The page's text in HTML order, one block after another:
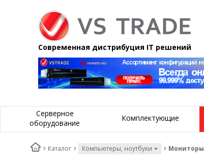
Современная дистрибуция IT решений
Серверное
оборудование
Комплектующие
Каталог Компьютеры, ноутбуки Мониторы